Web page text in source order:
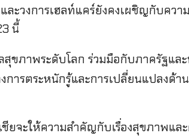
ะวงการเฮลท์แคร์ยังคงเผชิญกับควา
นี้
สุขภาพระดับโลก ร่วมมือกับภาครัฐแล
ารตระหนักรู้และการเปลี่ยนแปลงด้า
ยจะให้ความสำคัญกับเรื่องสุขภาพแล